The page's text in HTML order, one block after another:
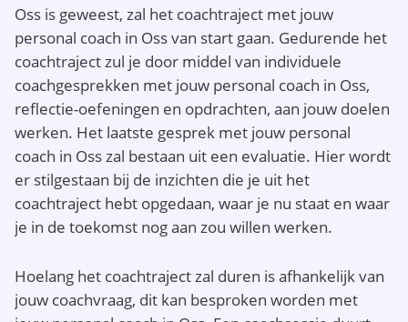
Oss is geweest, zal het coachtraject met jouw
personal coach in Oss van start gaan. Gedurende het
coachtraject zul je door middel van individuele
coachgesprekken met jouw personal coach in Oss,
reflectie-oefeningen en opdrachten, aan jouw doelen
werken. Het laatste gesprek met jouw personal
coach in Oss zal bestaan uit een evaluatie. Hier wordt
er stilgestaan bij de inzichten die je uit het
coachtraject hebt opgedaan, waar je nu staat en waar
je in de toekomst nog aan zou willen werken.
Hoelang het coachtraject zal duren is afhankelijk van
jouw coachvraag, dit kan besproken worden met